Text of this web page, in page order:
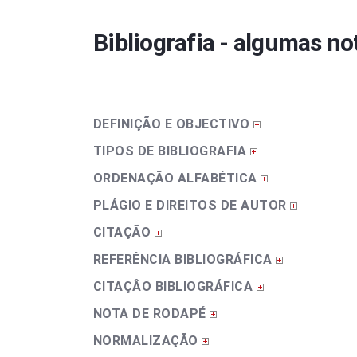
Bibliografia - algumas
DEFINIÇÃO E OBJECTIVO
TIPOS DE BIBLIOGRAFIA
ORDENAÇÃO ALFABÉTICA
PLÁGIO E DIREITOS DE AUTOR
CITAÇÃO
REFERÊNCIA BIBLIOGRÁFICA
CITAÇÂO BIBLIOGRÁFICA
NOTA DE RODAPÉ
NORMALIZAÇÃO